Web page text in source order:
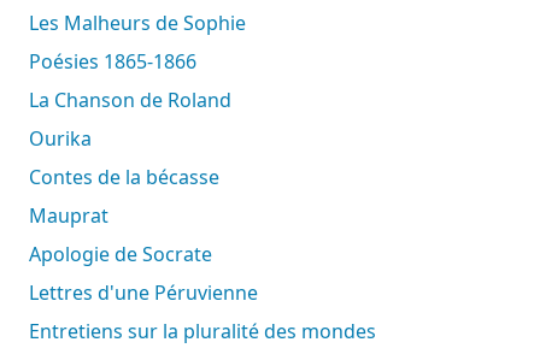
Les Malheurs de Sophie
Poésies 1865-1866
La Chanson de Roland
Ourika
Contes de la bécasse
Mauprat
Apologie de Socrate
Lettres d'une Péruvienne
Entretiens sur la pluralité des mondes